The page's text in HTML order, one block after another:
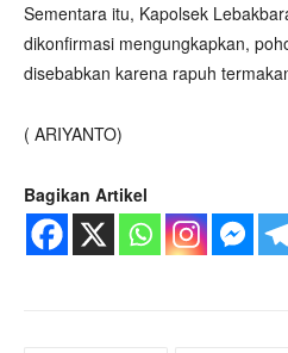
Sementara itu, Kapolsek
dikonfirmasi mengungkapkan,
disebabkan karena rapuh
( ARIYANTO)
Bagikan Artikel